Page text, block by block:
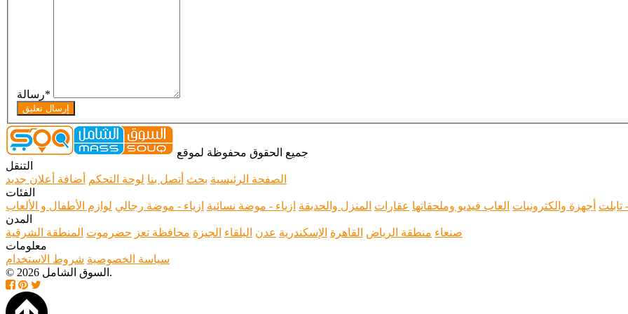
رسالة*
إرسال تعليق
جميع الحقوق محفوظة لموقع
التنقل
الصفحة الرئيسية بحث أتصل بنا لوحة التحكم أضافة أعلان جديد
الفئات
تابلت أجهزة والكترونيات العاب فيديو وملحقاتها عقارات المنزل والحديقة ازياء - موضة نسائية ازياء - موضة رجالي لوازم الأطفال و الألعاب
المدن
صنعاء منطقة الرياض القاهرة الإسكندرية عدن البلقاء الجيزة محافظة تعز حضرموت المنطقة الشرقية
معلومات
سياسة الخصوصية شروط الاستخدام
© 2026 السوق الشامل.